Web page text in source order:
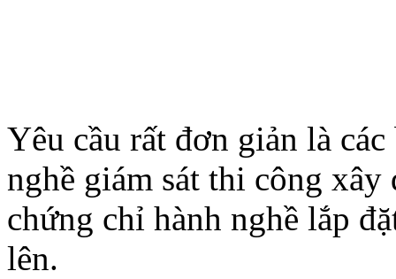
Yêu cầu rất đơn giản là
nghề giám sát thi công
chứng chỉ hành nghề lắp
lên.